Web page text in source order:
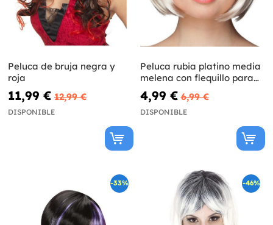
Peluca de bruja negra y
roja
11,99 € 12,99 €
DISPONIBLE
Peluca rubia platino media
melena con flequillo para
mujer
4,99 € 6,99 €
DISPONIBLE
-33% -46%